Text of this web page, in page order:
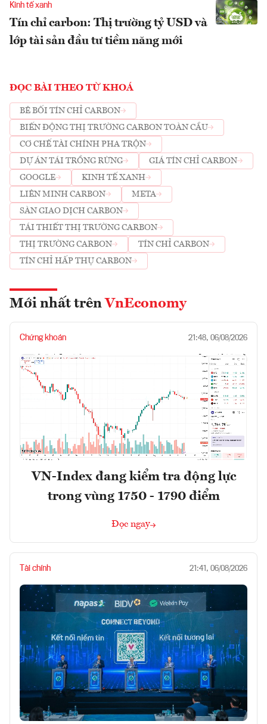
Kinh tế xanh
Tín chỉ carbon: Thị trường tỷ USD và
lớp tài sản đầu tư tiềm năng mới
ĐỌC BÀI THEO TỪ KHOÁ
BÊ BỐI TÍN CHỈ CARBON
BIẾN ĐỘNG THỊ TRƯỜNG CARBON TOÀN CẦU
CƠ CHẾ TÀI CHÍNH PHA TRỘN
DỰ ÁN TÁI TRỒNG RỪNG
GIÁ TÍN CHỈ CARBON
GOOGLE
KINH TẾ XANH
LIÊN MINH CARBON
META
SÀN GIAO DỊCH CARBON
TÁI THIẾT THỊ TRƯỜNG CARBON
THỊ TRƯỜNG CARBON
TÍN CHỈ CARBON
TÍN CHỈ HẤP THỤ CARBON
Mới nhất trên VnEconomy
Chứng khoán 21:48, 06/08/2026
VN-Index đang kiểm tra động lực
trong vùng 1750 - 1790 điểm
Đọc ngay
Tài chính 21:41, 06/08/2026